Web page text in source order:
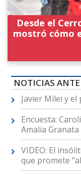
Desde el
mostró cómo
NOTICIAS
Javier Milei y
Encuesta:
Amalia Granata
VIDEO: El
que promete